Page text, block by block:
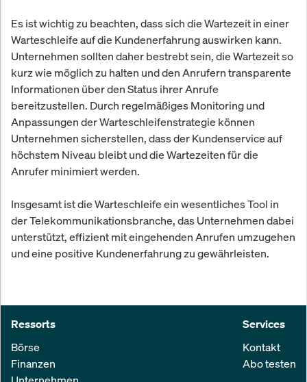
Es ist wichtig zu beachten, dass sich die Wartezeit in einer
Warteschleife auf die Kundenerfahrung auswirken kann.
Unternehmen sollten daher bestrebt sein, die Wartezeit so
kurz wie möglich zu halten und den Anrufern transparente
Informationen über den Status ihrer Anrufe
bereitzustellen. Durch regelmäßiges Monitoring und
Anpassungen der Warteschleifenstrategie können
Unternehmen sicherstellen, dass der Kundenservice auf
höchstem Niveau bleibt und die Wartezeiten für die
Anrufer minimiert werden.
Insgesamt ist die Warteschleife ein wesentliches Tool in
der Telekommunikationsbranche, das Unternehmen dabei
unterstützt, effizient mit eingehenden Anrufen umzugehen
und eine positive Kundenerfahrung zu gewährleisten.
Ressorts
Börse
Finanzen
Services
Kontakt
Abo testen